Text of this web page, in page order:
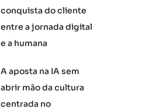
conquista do cliente
entre a jornada digital
e a humana
A aposta na IA sem
abrir mão da cultura
centrada no